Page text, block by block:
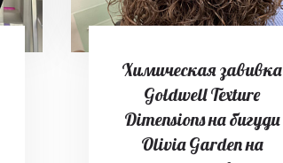
Химическая завивка
Goldwell Texture
Dimensions на бигуди
Olivia Garden на